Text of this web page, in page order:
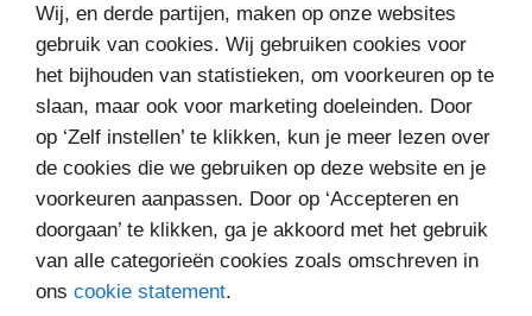
Wij, en derde partijen, maken op onze websites
gebruik van cookies. Wij gebruiken cookies voor
het bijhouden van statistieken, om voorkeuren op te
slaan, maar ook voor marketing doeleinden. Door
op ‘Zelf instellen’ te klikken, kun je meer lezen over
de cookies die we gebruiken op deze website en je
voorkeuren aanpassen. Door op ‘Accepteren en
doorgaan’ te klikken, ga je akkoord met het gebruik
van alle categorieën cookies zoals omschreven in
ons cookie statement.
MEER BOEKEN VAN
VAKANTIELEZEN